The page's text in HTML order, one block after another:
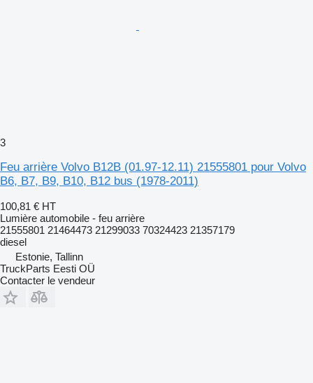
3
Feu arrière Volvo B12B (01.97-12.11) 21555801 pour Volvo
B6, B7, B9, B10, B12 bus (1978-2011)
100,81 € HT
Lumière automobile - feu arrière
21555801 21464473 21299033 70324423 21357179
diesel
Estonie, Tallinn
TruckParts Eesti OÜ
Contacter le vendeur